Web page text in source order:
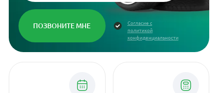
Согласие с
политикой
конфиденциальности